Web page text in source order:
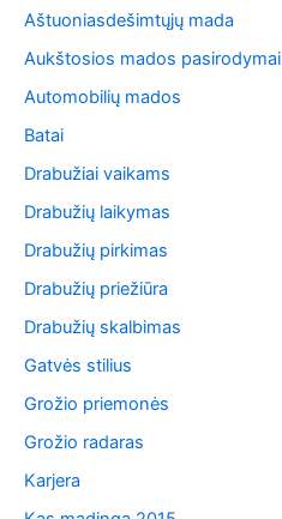
Aštuoniasdešimtųjų mada
Aukštosios mados pasirodymai
Automobilių mados
Batai
Drabužiai vaikams
Drabužių laikymas
Drabužių pirkimas
Drabužių priežiūra
Drabužių skalbimas
Gatvės stilius
Grožio priemonės
Grožio radaras
Karjera